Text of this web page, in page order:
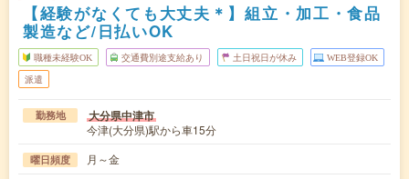
【経験がなくても大丈夫＊】組立・加工・食品
製造など/日払いOK
職種未経験OK 交通費別途支給あり 土日祝日が休み WEB登録OK
派遣
勤務地 大分県中津市
今津(大分県)駅から車15分
曜日頻度 月～金